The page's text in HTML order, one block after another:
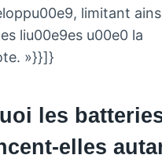
limitant
liu00e9es u00e0 la
»}}]}
les
elles